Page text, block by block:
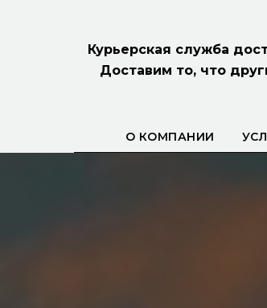
Курьерская служба
Доставим то, что
О КОМПАНИИ